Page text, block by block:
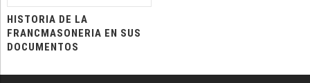
HISTORIA DE LA
FRANCMASONERIA EN SUS
DOCUMENTOS